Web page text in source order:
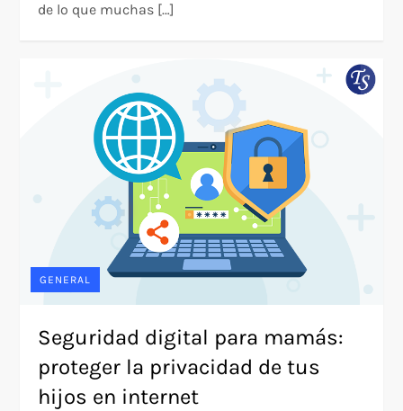
de lo que muchas […]
GENERAL
Seguridad digital para mamás:
proteger la privacidad de tus
hijos en internet